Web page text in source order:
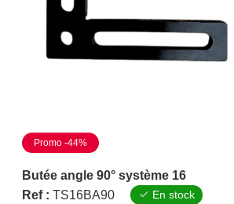
Promo -44%
Butée angle 90° système 16
Ref : TS16BA90 En stock